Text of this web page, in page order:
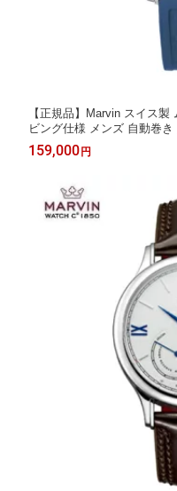
【正規品】Marvin スイス
ビング仕様 メンズ 自動巻
4.45.95.1
159,000 円